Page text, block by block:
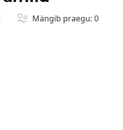
Mängib praegu: 0